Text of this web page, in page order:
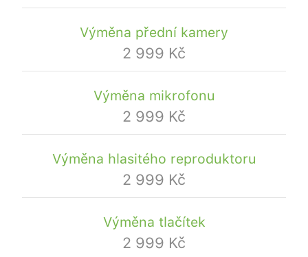
Výměna přední kamery
2 999 Kč
Výměna mikrofonu
2 999 Kč
Výměna hlasitého reproduktoru
2 999 Kč
Výměna tlačítek
2 999 Kč